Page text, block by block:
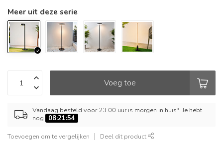
Meer uit deze serie
Voeg toe
Vandaag besteld voor 23.00 uur is morgen in huis*. Je hebt
nog
08:21:54
Toevoegen om te vergelijken Deel dit product